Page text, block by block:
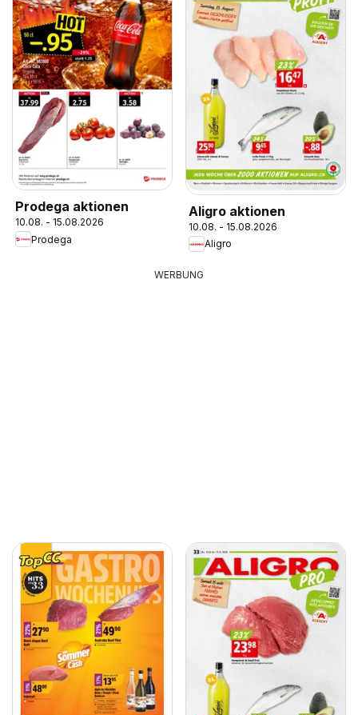
Prodega aktionen
10.08. - 15.08.2026
Prodega
Aligro aktionen
10.08. - 15.08.2026
Aligro
WERBUNG